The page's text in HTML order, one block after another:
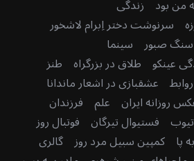
من بود زندگی
سرنوشت دختر اِبرام لاشخور
سنگ صبور سینما
عینکو طلاق در بزرگراه طنز
عشقبازی در اشعار ماندانا
روزانه ایران علم فرزندان
فستیوال تیرگان فوتبال روز
پا کمپین سبیل مرد روز گالری